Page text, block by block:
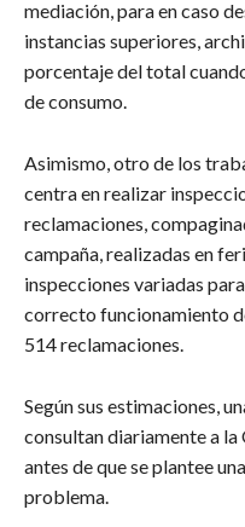
mediación, para en caso
instancias superiores,
porcentaje del total
de consumo.
Asimismo, otro de los
centra en realizar
reclamaciones,
campaña, realizadas en
inspecciones variadas
correcto funcionamiento
514 reclamaciones.
Según sus estimaciones,
consultan diariamente a
antes de que se plantee
problema.